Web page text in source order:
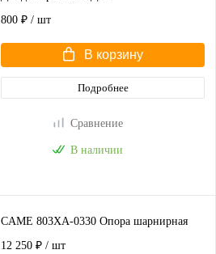
800 ₽ / шт
В корзину
Подробнее
Сравнение
В наличии
CAME 803XA-0330 Опора шарнирная
12 250 ₽ / шт